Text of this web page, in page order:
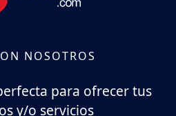
NOSOTROS
para ofrecer tus
y/o servicios